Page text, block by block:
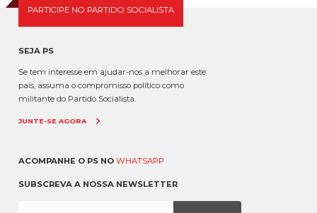
PARTICIPE NO PARTIDO SOCIALISTA
SEJA PS
Se tem interesse em ajudar-nos a melhorar este
país, assuma o compromisso político como
militante do Partido Socialista.
JUNTE-SE AGORA
ACOMPANHE O PS NO WHATSAPP
SUBSCREVA A NOSSA NEWSLETTER